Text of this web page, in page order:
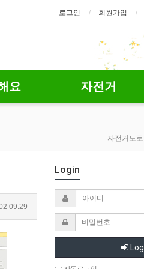
로그인 회원가입
요 자전거
자전거도
09:29
Login